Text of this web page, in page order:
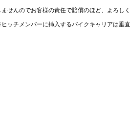
ませんのでお客様の責任で賠償のほど、よろし
ッチメンバーに挿入するバイクキャリアは垂